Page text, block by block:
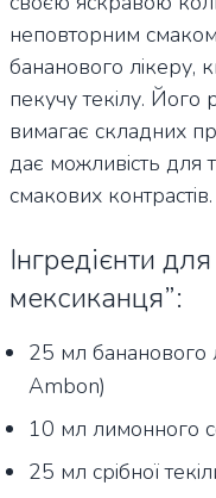
неповторним
бананового лікеру,
пекучу текілу. Його
вимагає складних
дає можливість для
смакових контрастів.
Інгредієнти
мексиканця”:
25 мл бананового
Ambon)
10 мл лимонного
25 мл срібної